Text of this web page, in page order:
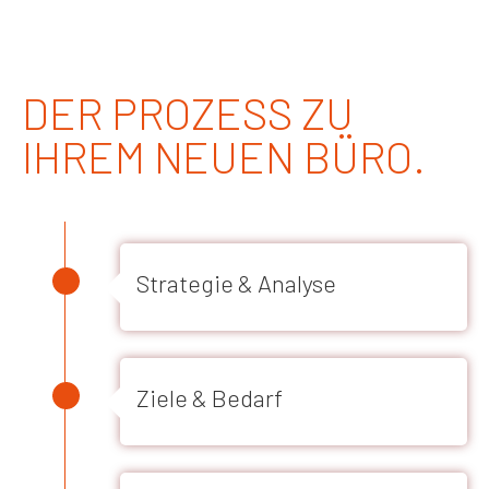
DER PROZESS ZU
IHREM NEUEN BÜRO.
Strategie & Analyse
Ziele & Bedarf